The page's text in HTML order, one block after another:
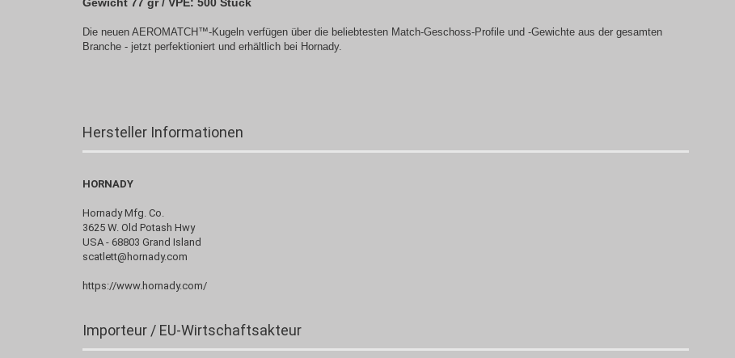
Die neuen AEROMATCH™-Kugeln verfügen über die beliebtesten Match-Geschoss-Profile und -Gewichte aus der gesamten
Branche - jetzt perfektioniert und erhältlich bei Hornady.
Hersteller Informationen
HORNADY
Hornady Mfg. Co.
3625 W. Old Potash Hwy
USA - 68803 Grand Island
scatlett@hornady.com
https://www.hornady.com/
Importeur / EU-Wirtschaftsakteur